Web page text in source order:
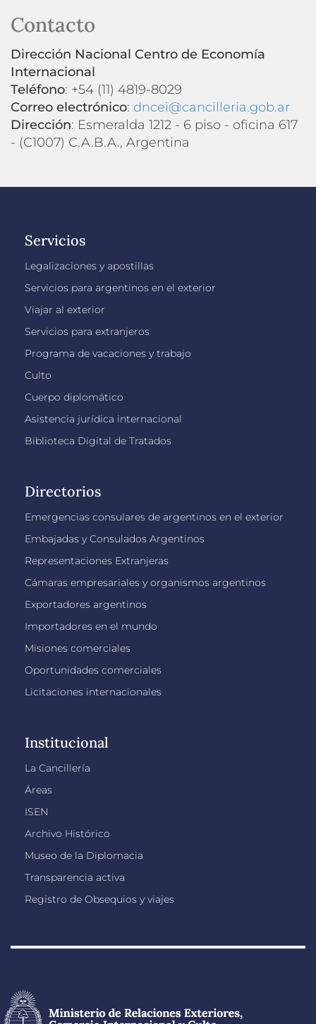
Contacto
Dirección Nacional Centro de Economía
Internacional
Teléfono: +54 (11) 4819-8029
Correo electrónico: dncei@cancilleria.gob.ar
Dirección: Esmeralda 1212 - 6 piso - oficina 617
- (C1007) C.A.B.A., Argentina
Servicios
Legalizaciones y apostillas
Servicios para argentinos en el exterior
Viajar al exterior
Servicios para extranjeros
Programa de vacaciones y trabajo
Culto
Cuerpo diplomático
Asistencia jurídica internacional
Biblioteca Digital de Tratados
Directorios
Emergencias consulares de argentinos en el exterior
Embajadas y Consulados Argentinos
Representaciones Extranjeras
Cámaras empresariales y organismos argentinos
Exportadores argentinos
Importadores en el mundo
Misiones comerciales
Oportunidades comerciales
Licitaciones internacionales
Institucional
La Cancillería
Áreas
ISEN
Archivo Histórico
Museo de la Diplomacia
Transparencia activa
Registro de Obsequios y viajes